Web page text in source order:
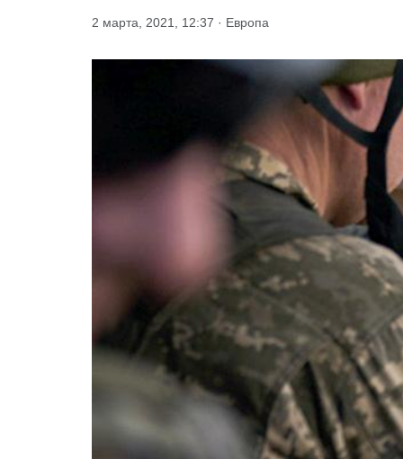
2 марта, 2021, 12:37 · Европа